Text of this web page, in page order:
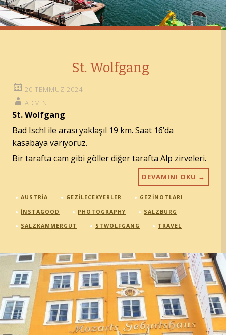
St. Wolfgang
20 TEMMUZ 2024
ADMIN
St. Wolfgang
Bad Ischl ile arası yaklaşıl 19 km. Saat 16’da
kasabaya varıyoruz.
Bir tarafta cam gibi göller diğer tarafta Alp zirveleri.
DEVAMINI OKU →
AUSTRIA GEZILECEKYERLER
GEZINOTLARI
INSTAGOOD
PHOTOGRAPHY
SALZBURG
SALZKAMMERGUT
STWOLFGANG TRAVEL